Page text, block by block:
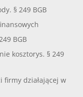
§ 249 BGB
BGB
kosztorys. § 249
firmy działającej w